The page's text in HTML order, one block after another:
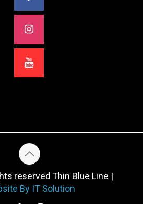
reserved Thin Blue Line |
By IT Solution